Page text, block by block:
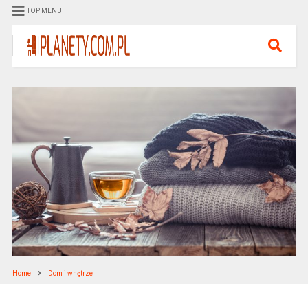
TOP MENU
Home Dom i wnętrze